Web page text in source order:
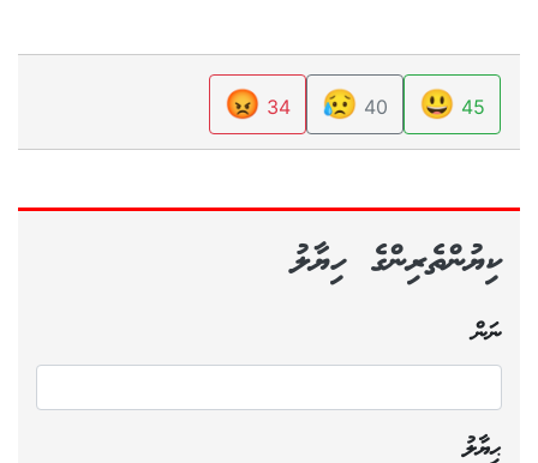
45
😃
40
😥
34
😡
ކިޔުންތެރިންގެ ހިޔާލު
ނަން
ޙިޔާލު